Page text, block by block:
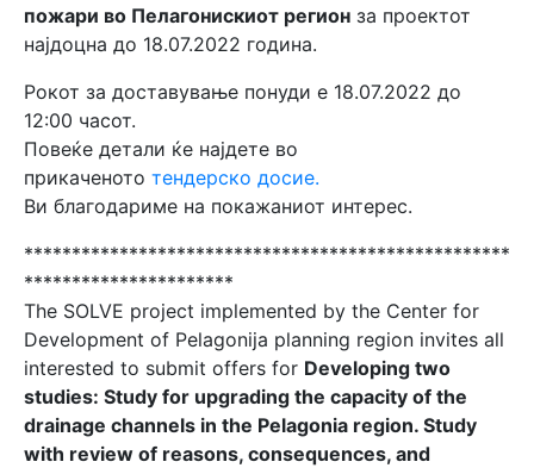
пожари во Пелагонискиот регион за проектот
најдоцна до 18.07.2022 година.
Рокот за доставување понуди е 18.07.2022 до
12:00 часот.
Повеќе детали ќе најдете во
прикаченото тендерско досие.
Ви благодариме на покажаниот интерес.
***************************************************
**********************
The SOLVE project implemented by the Center for
Development of Pelagonija planning region invites all
interested to submit offers for Developing two
studies: Study for upgrading the capacity of the
drainage channels in the Pelagonia region. Study
with review of reasons, consequences, and